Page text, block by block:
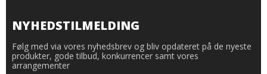
NYHEDSTILMELDING
Følg med via vores nyhedsbrev og bliv opdateret på de nyeste
produkter, gode tilbud, konkurrencer samt vores
arrangementer